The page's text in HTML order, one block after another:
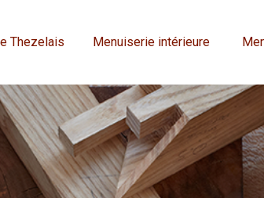
Thezelais Menuiserie intérieure